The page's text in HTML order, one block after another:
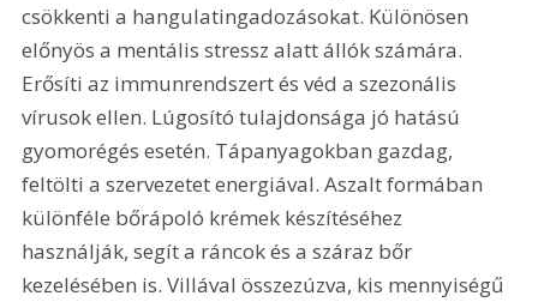
csökkenti a hangulatingadozásokat. Különösen
előnyös a mentális stressz alatt állók számára.
Erősíti az immunrendszert és véd a szezonális
vírusok ellen. Lúgosító tulajdonsága jó hatású
gyomorégés esetén. Tápanyagokban gazdag,
feltölti a szervezetet energiával. Aszalt formában
különféle bőrápoló krémek készítéséhez
használják, segít a ráncok és a száraz bőr
kezelésében is. Villával összezúzva, kis mennyiségű